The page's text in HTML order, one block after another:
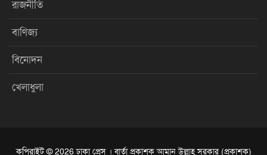
রাজনীতি
বাণিজ্য
বিনোদন
খেলাধুলা
কপিরাইট © 2026 ঢাকা প্রেস । বার্তা প্রকাশক আমান উল্লাহ সরকার (প্রকাশক)